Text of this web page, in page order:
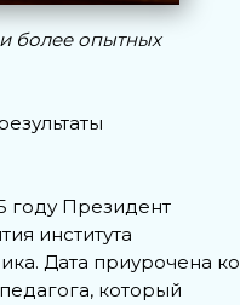
более опытных
году Президент
института
Дата приурочена ко
который